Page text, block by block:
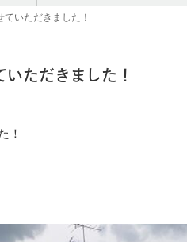
いただきました！
ただきました！
！